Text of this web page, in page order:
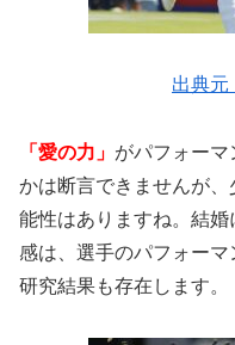
出典元
「愛の力」 がパフォーマ
かは断言できませんが
能性はありますね。結
感は、選手のパフォーマ
研究結果も存在します。